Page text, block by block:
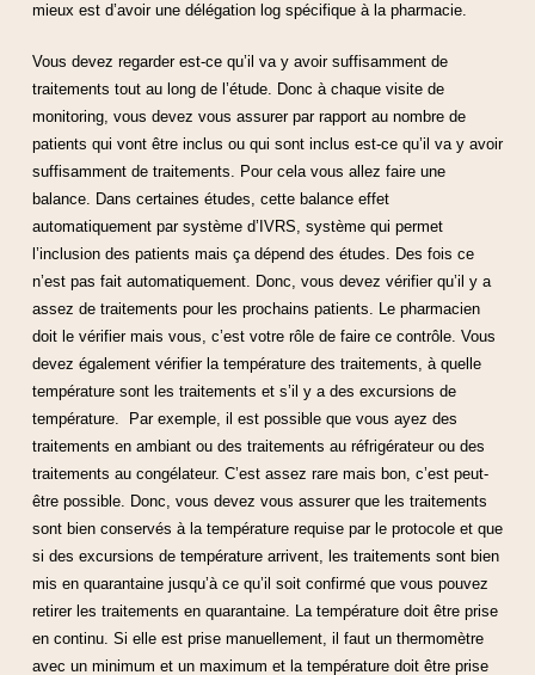
mieux est d’avoir une délégation log spécifique à la pharmacie.
Vous devez regarder est-ce qu’il va y avoir suffisamment de
traitements tout au long de l’étude. Donc à chaque visite de
monitoring, vous devez vous assurer par rapport au nombre de
patients qui vont être inclus ou qui sont inclus est-ce qu’il va y avoir
suffisamment de traitements. Pour cela vous allez faire une
balance. Dans certaines études, cette balance effet
automatiquement par système d’IVRS, système qui permet
l’inclusion des patients mais ça dépend des études. Des fois ce
n’est pas fait automatiquement. Donc, vous devez vérifier qu’il y a
assez de traitements pour les prochains patients. Le pharmacien
doit le vérifier mais vous, c’est votre rôle de faire ce contrôle. Vous
devez également vérifier la température des traitements, à quelle
température sont les traitements et s’il y a des excursions de
température. Par exemple, il est possible que vous ayez des
traitements en ambiant ou des traitements au réfrigérateur ou des
traitements au congélateur. C’est assez rare mais bon, c’est peut-
être possible. Donc, vous devez vous assurer que les traitements
sont bien conservés à la température requise par le protocole et que
si des excursions de température arrivent, les traitements sont bien
mis en quarantaine jusqu’à ce qu’il soit confirmé que vous pouvez
retirer les traitements en quarantaine. La température doit être prise
en continu. Si elle est prise manuellement, il faut un thermomètre
avec un minimum et un maximum et la température doit être prise